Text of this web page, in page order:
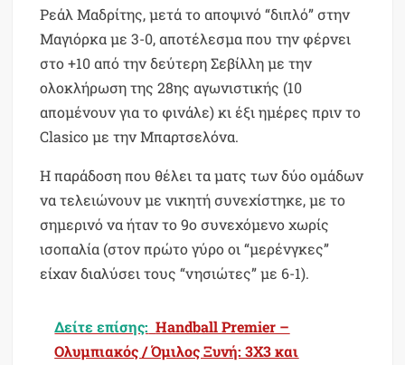
Ρεάλ Μαδρίτης, μετά το αποψινό “διπλό” στην
Μαγιόρκα με 3-0, αποτέλεσμα που την φέρνει
στο +10 από την δεύτερη Σεβίλλη με την
ολοκλήρωση της 28ης αγωνιστικής (10
απομένουν για το φινάλε) κι έξι ημέρες πριν το
Clasico με την Μπαρτσελόνα.
Η παράδοση που θέλει τα ματς των δύο ομάδων
να τελειώνουν με νικητή συνεχίστηκε, με το
σημερινό να ήταν το 9ο συνεχόμενο χωρίς
ισοπαλία (στον πρώτο γύρο οι “μερένγκες”
είχαν διαλύσει τους “νησιώτες” με 6-1).
Δείτε επίσης: Handball Premier –
Ολυμπιακός / Όμιλος Ξυνή: 3Χ3 και